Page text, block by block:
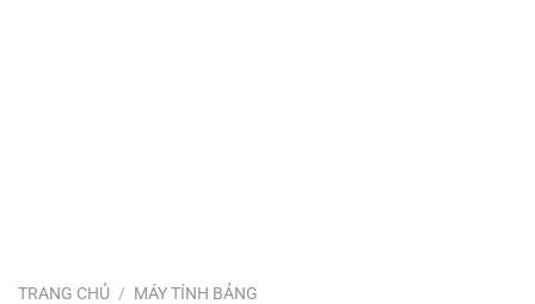
TRANG CHỦ / MÁY TÍNH BẢNG